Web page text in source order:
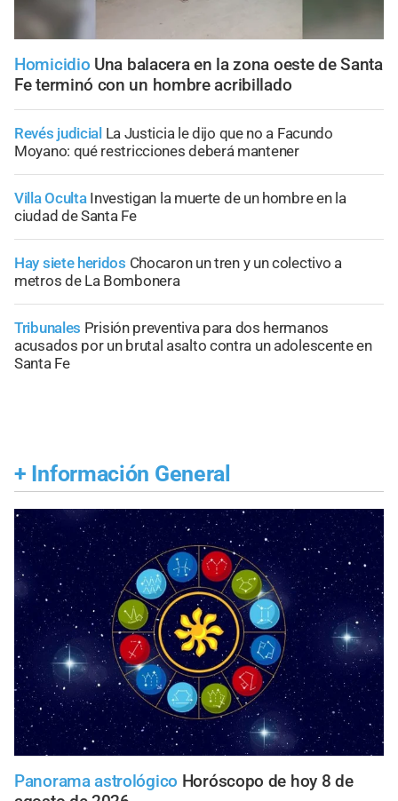
Homicidio Una balacera en la zona oeste de Santa
Fe terminó con un hombre acribillado
Revés judicial La Justicia le dijo que no a Facundo
Moyano: qué restricciones deberá mantener
Villa Oculta Investigan la muerte de un hombre en la
ciudad de Santa Fe
Hay siete heridos Chocaron un tren y un colectivo a
metros de La Bombonera
Tribunales Prisión preventiva para dos hermanos
acusados por un brutal asalto contra un adolescente en
Santa Fe
+ Información General
Panorama astrológico Horóscopo de hoy 8 de